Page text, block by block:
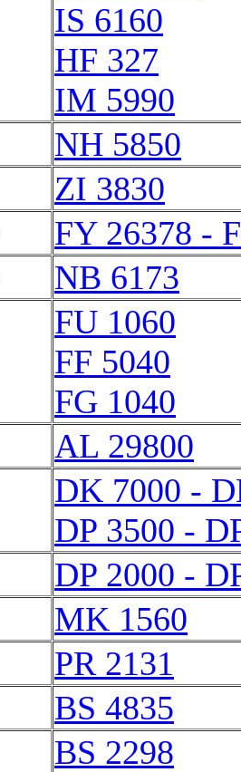
IS 6160
HF 327
IM 5990
NH 5850
ZI 3830
FY 26378 -
NB 6173
FU 1060
FF 5040
FG 1040
AL 29800
DK 7000 -
DP 3500 -
DP 2000 -
MK 1560
PR 2131
BS 4835
BS 2298